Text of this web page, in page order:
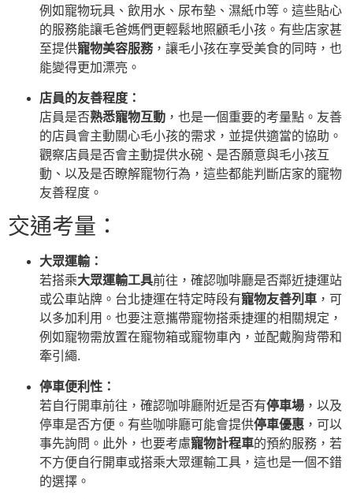
例如寵物玩具、飲用水、尿布墊、濕紙巾等。這些貼心
的服務能讓毛爸媽們更輕鬆地照顧毛小孩。有些店家甚
至提供寵物美容服務，讓毛小孩在享受美食的同時，也
能變得更加漂亮。
店員的友善程度：
店員是否熟悉寵物互動 ，也是一個重要的考量點。友善
的店員會主動關心毛小孩的需求，並提供適當的協助。
觀察店員是否會主動提供水碗、是否願意與毛小孩互
動、以及是否瞭解寵物行為，這些都能判斷店家的寵物
友善程度。
交通考量：
大眾運輸：
若搭乘大眾運輸工具前往，確認咖啡廳是否鄰近捷運站
或公車站牌。台北捷運在特定時段有寵物友善列車 ，可
以多加利用。也要注意攜帶寵物搭乘捷運的相關規定，
例如寵物需放置在寵物箱或寵物車內，並配戴胸背帶和
牽引繩.
停車便利性：
若自行開車前往，確認咖啡廳附近是否有停車場 ，以及
停車是否方便。有些咖啡廳可能會提供停車優惠 ，可以
事先詢問。此外，也要考慮寵物計程車的預約服務，若
不方便自行開車或搭乘大眾運輸工具，這也是一個不錯
的選擇。